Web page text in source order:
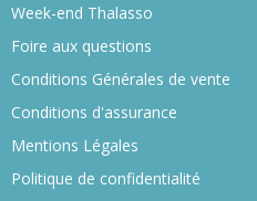
Week-end Thalasso
Foire aux questions
Conditions Générales de vente
Conditions d'assurance
Mentions Légales
Politique de confidentialité